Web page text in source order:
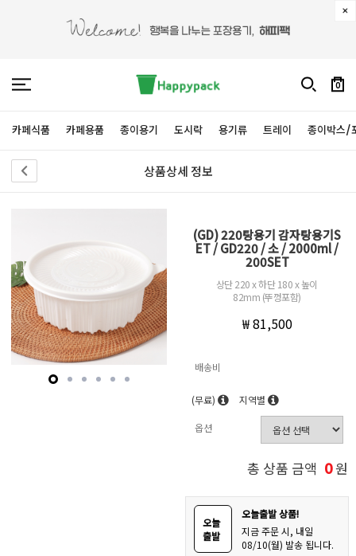
0
카페식품 카페용품 종이용기 도시락 용기류 트레이 종이박스/
상품상세 정보
(GD) 220탕용기 감자탕용기S
ET / GD220 / 소 / 2000ml /
200SET
상단 220 x 하단 180 x 높이
82mm (뚜껑포함)
₩ 81,500
배송비
(무료) 지역별
옵션
총 상품 금액 0원
오늘
출발
오늘출발 상품!
지금 주문 시, 내일
08/10(월) 발송 됩니다.